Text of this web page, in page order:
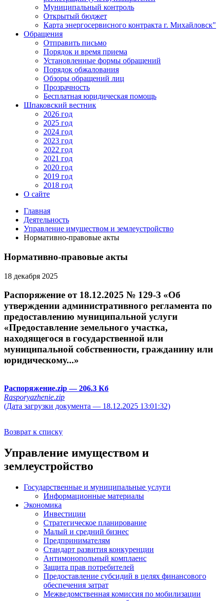
Муниципальный контроль
Открытый бюджет
Карта энергосервисного контракта г. Михайловск"
Обращения
Отправить письмо
Порядок и время приема
Установленные формы обращений
Порядок обжалования
Обзоры обращений лиц
Прозрачность
Бесплатная юридическая помощь
Шпаковский вестник
2026 год
2025 год
2024 год
2023 год
2022 год
2021 год
2020 год
2019 год
2018 год
О сайте
Главная
Деятельность
Управление имуществом и землеустройство
Нормативно-правовые акты
Нормативно-правовые акты
18 декабря 2025
Распоряжение от 18.12.2025 № 129-З «Об
утверждении административного регламента по
предоставлению муниципальной услуги
«Предоставление земельного участка,
находящегося в государственной или
муниципальной собственности, гражданину или
юридическому...»
Распоряжение.zip— 206.3 Кб
Rasporyazhenie.zip
(Дата загрузки документа — 18.12.2025 13:01:32)
Возврат к списку
Управление имуществом и
землеустройство
Государственные и муниципальные услуги
Информационные материалы
Экономика
Инвестиции
Стратегическое планирование
Малый и средний бизнес
Предпринимателям
Стандарт развития конкуренции
Антимонопольный комплаенс
Защита прав потребителей
Предоставление субсидий в целях финансового
обеспечения затрат
Межведомственная комиссия по мобилизации